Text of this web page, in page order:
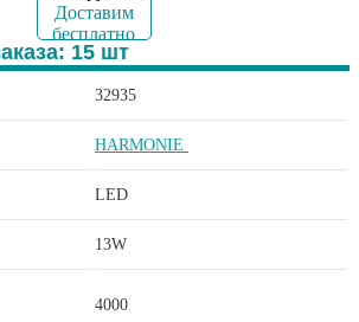
Доставим
бесплатно
15 шт
32935
HARMONIE
LED
13W
4000